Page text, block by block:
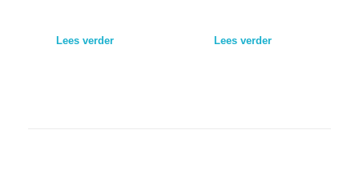
Lees verder Lees verder